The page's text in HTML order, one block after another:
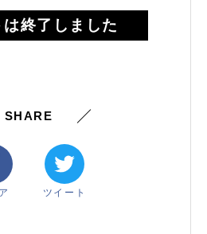
終了しました
SHARE
ツイート